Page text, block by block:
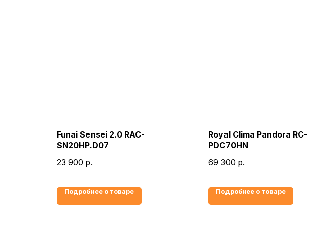
Funai Sensei 2.0 RAC-
SN20HP.D07
23 900 р.
Подробнее о товаре
Royal Clima Pandora RC-
PDC70HN
69 300 р.
Подробнее о товаре